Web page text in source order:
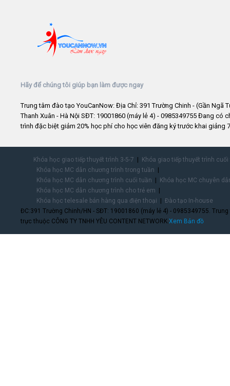
Hãy để chúng tôi giúp bạn làm được ngay
Trung tâm đào tạo YouCanNow: Địa Chỉ: 391 Trường Chinh - (Gần Ngã
Thanh Xuân - Hà Nội SĐT: 19001860 (máy lẻ 4) - 0985349755 Đang có
trình đặc biệt giảm 20% học phí cho học viên đăng ký trước khai giảng
Khóa học giao tiếp thuyết trình 3-5-7
Khóa giao tiếp thuyết trình
Khóa học MC dẫn chương trình trong tuần
Khóa học MC dẫn chương trình cuối tuần
Khóa học MC chuyên
Khóa học MC dẫn chương trình cho trẻ em
Khóa học telesale bán hàng qua điện thoại
Đào tạo In-house
ĐC:391 Trường Chinh/HN - SĐT: 19001860 (máy lẻ 4) - 0985349755.
trực thuộc CÔNG TY TNHH YÊU CONTENT NETWORK.Xem Bản đồ